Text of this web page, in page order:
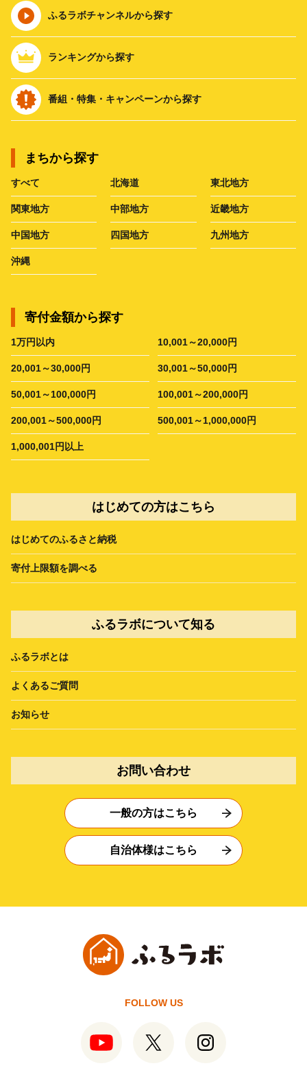
ふるラボチャンネルから探す
ランキングから探す
番組・特集・キャンペーンから探す
まちから探す
すべて 北海道 東北地方
関東地方 中部地方 近畿地方
中国地方 四国地方 九州地方
沖縄
寄付金額から探す
1万円以内 10,001～20,000円
20,001～30,000円 30,001～50,000円
50,001～100,000円 100,001～200,000円
200,001～500,000円 500,001～1,000,000円
1,000,001円以上
はじめての方はこちら
はじめてのふるさと納税
寄付上限額を調べる
ふるラボについて知る
ふるラボとは
よくあるご質問
お知らせ
お問い合わせ
一般の方はこちら
自治体様はこちら
FOLLOW US